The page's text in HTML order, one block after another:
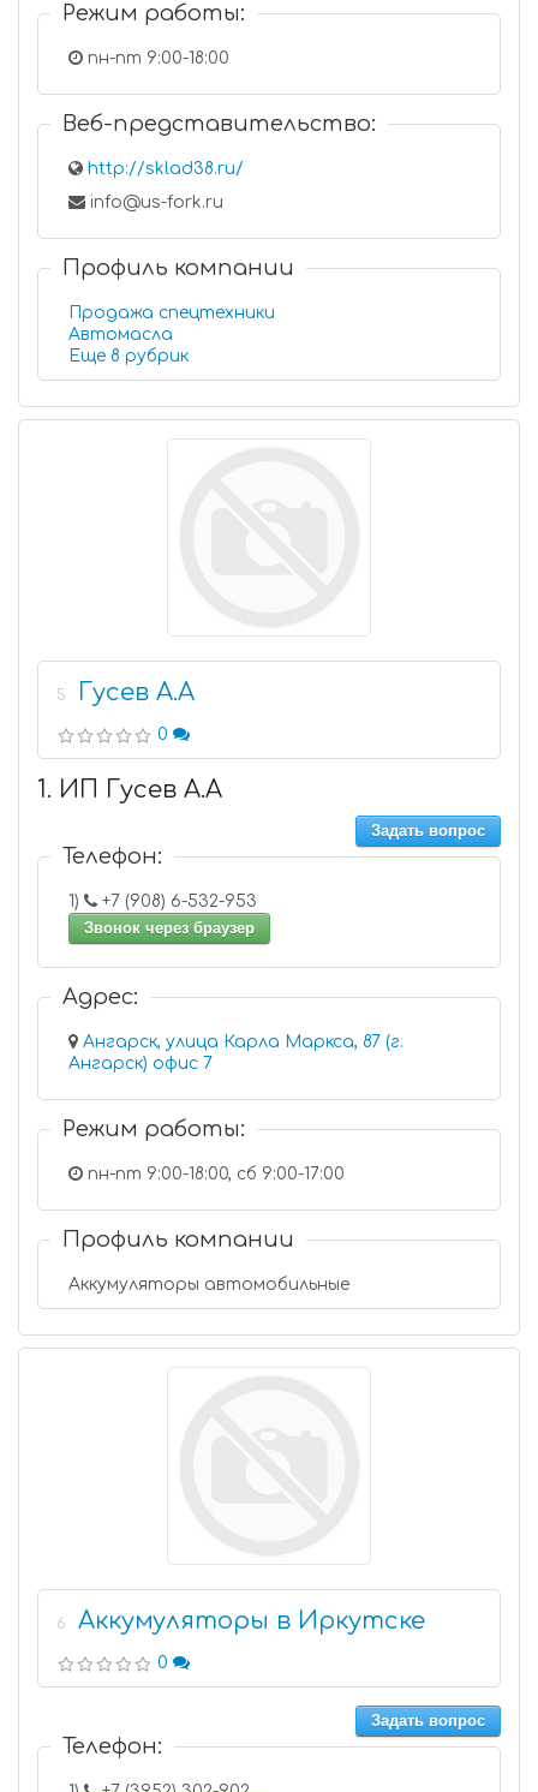
Режим работы:
пн-пт 9:00-18:00
Веб-представительство:
http://sklad38.ru/
info@us-fork.ru
Профиль компании
Продажа спецтехники
Автомасла
Еще 8 рубрик
5 Гусев А.А
0
1. ИП Гусев А.А
Задать вопрос
Телефон:
1)
+7 (908) 6-532-953
Звонок через браузер
Адрес:
Ангарск, улица Карла Маркса, 87 (г.
Ангарск) офис 7
Режим работы:
пн-пт 9:00-18:00, сб 9:00-17:00
Профиль компании
Аккумуляторы автомобильные
6 Аккумуляторы в Иркутске
0
Задать вопрос
Телефон: